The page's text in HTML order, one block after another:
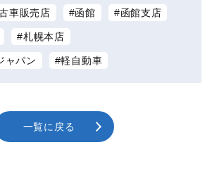
車販売店 函館 函館支店
札幌本店
ャパン 軽自動車
一覧に戻る